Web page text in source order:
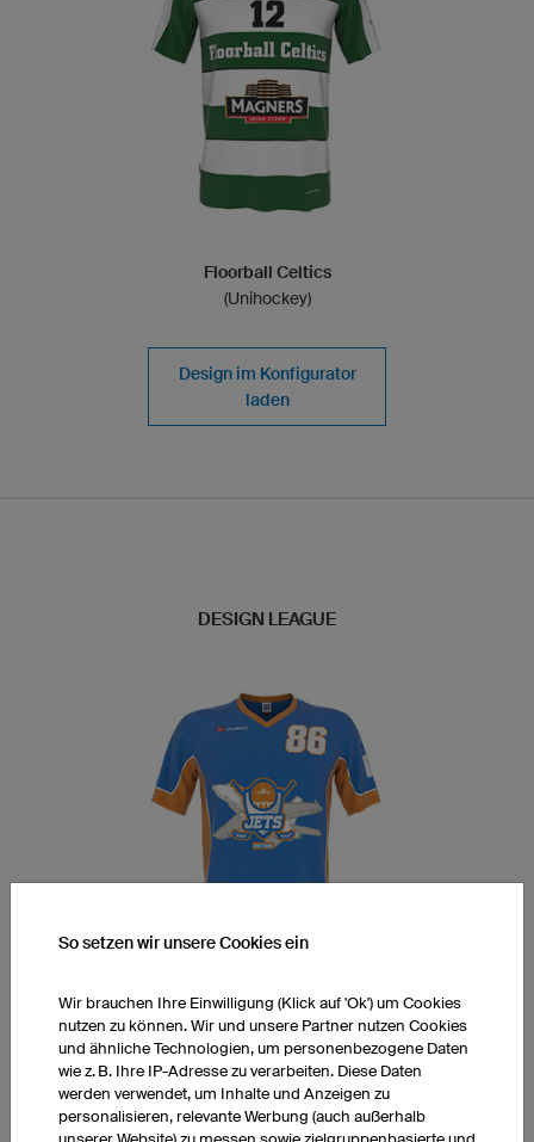
Floorball Celtics
(Unihockey)
Design im Konfigurator
laden
DESIGN LEAGUE
AOBUC Multisports Floorball
(Unihockey)
Design im Konfigurator
So setzen wir unsere Cookies ein
Wir brauchen Ihre Einwilligung (Klick auf 'Ok') um Cookies
nutzen zu können. Wir und unsere Partner nutzen Cookies
und ähnliche Technologien, um personenbezogene Daten
wie z. B. Ihre IP-Adresse zu verarbeiten. Diese Daten
werden verwendet, um Inhalte und Anzeigen zu
personalisieren, relevante Werbung (auch außerhalb
unserer Website) zu messen sowie zielgruppenbasierte und